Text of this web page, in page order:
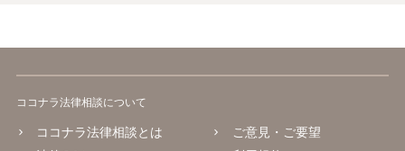
ココナラ法律相談について
ココナラ法律相談とは
ご意見・ご要望